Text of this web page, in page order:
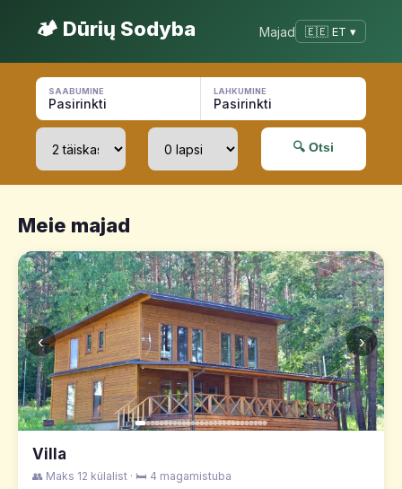
🏕️ Dūrių Sodyba Majad 🇪🇪 ET ▾
SAABUMINE
Pasirinkti
LAHKUMINE
Pasirinkti
🔍 Otsi
Meie majad
‹ ›
Villa
👥 Maks 12 külalist · 🛏️ 4 magamistuba